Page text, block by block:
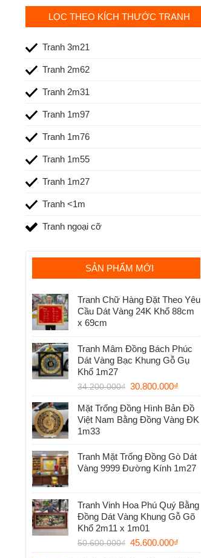
LỌC THEO KÍCH THƯỚC TRANH
Tranh 3m21
Tranh 2m62
Tranh 2m31
Tranh 1m97
Tranh 1m76
Tranh 1m55
Tranh 1m27
Tranh <1m
Tranh ngoại cỡ
SẢN PHẨM MỚI
Tranh Chữ Hàng Đặt Theo Yêu
Cầu Dát Vàng 24K Khổ 88cm
x 69cm
Tranh Mâm Đồng Bách Phúc
Dát Vàng Bạc Khung Gỗ Gụ
Khổ 1m27
34.200.000₫ 30.800.000₫
Mặt Trống Đồng Hình Bản Đồ
Việt Nam Bằng Đồng Vàng ĐK
1m33
Tranh Mặt Trống Đồng Gò Dát
Vàng 9999 Đường Kính 1m27
Tranh Vinh Hoa Phú Quý Bằng
Đồng Dát Vàng Khung Gỗ Gõ
Khổ 2m11 x 1m01
50.600.000₫ 45.600.000₫